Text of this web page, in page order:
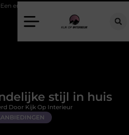
hanglamp kopen in Gelderland
stijl in huis
Door Kijk Op Interieur